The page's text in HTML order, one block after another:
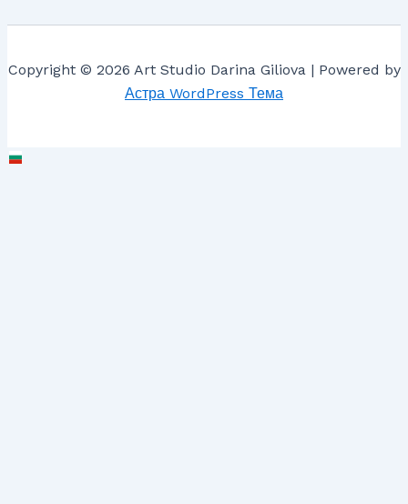
Copyright © 2026 Art Studio Darina Giliova | Powered by
Астра WordPress Тема